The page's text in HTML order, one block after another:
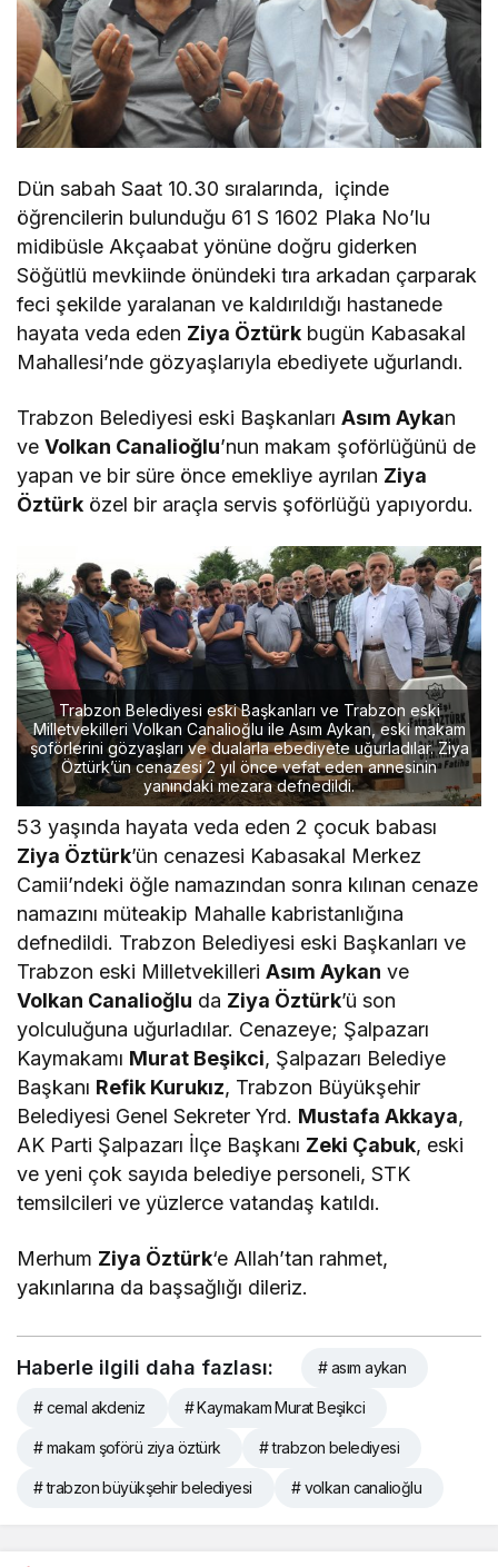
Dün sabah Saat 10.30 sıralarında, içinde
öğrencilerin bulunduğu 61 S 1602 Plaka No’lu
midibüsle Akçaabat yönüne doğru giderken
Söğütlü mevkiinde önündeki tıra arkadan çarparak
feci şekilde yaralanan ve kaldırıldığı hastanede
hayata veda eden Ziya Öztürk bugün Kabasakal
Mahallesi’nde gözyaşlarıyla ebediyete uğurlandı.
Trabzon Belediyesi eski BaşkanlarıAsım Aykan
veVolkan Canalioğlu’nun makam şoförlüğünü de
yapan ve bir süre önce emekliye ayrılan Ziya
Öztürk özel bir araçla servis şoförlüğü yapıyordu.
Trabzon Belediyesi eski Başkanları ve Trabzon eski
Milletvekilleri Volkan Canalioğlu ile Asım Aykan, eski makam
şoförlerini gözyaşları ve dualarla ebediyete uğurladılar. Ziya
Öztürk’ün cenazesi 2 yıl önce vefat eden annesinin
yanındaki mezara defnedildi.
53 yaşında hayata veda eden 2 çocuk babası
Ziya Öztürk’ün cenazesi Kabasakal Merkez
Camii’ndeki öğle namazından sonra kılınan cenaze
namazını müteakip Mahalle kabristanlığına
defnedildi. Trabzon Belediyesi eski Başkanları ve
Trabzon eski MilletvekilleriAsım Aykan ve
Volkan Canalioğlu da Ziya Öztürk’ü son
yolculuğuna uğurladılar. Cenazeye; Şalpazarı
Kaymakamı Murat Beşikci, Şalpazarı Belediye
Başkanı Refik Kurukız, Trabzon Büyükşehir
Belediyesi Genel Sekreter Yrd. Mustafa Akkaya,
AK Parti Şalpazarı İlçe Başkanı Zeki Çabuk, eski
ve yeni çok sayıda belediye personeli, STK
temsilcileri ve yüzlerce vatandaş katıldı.
Merhum Ziya Öztürk‘e Allah’tan rahmet,
yakınlarına da başsağlığı dileriz.
Haberle ilgili daha fazlası: # asım aykan
# cemal akdeniz # Kaymakam Murat Beşikci
# makam şoförü ziya öztürk # trabzon belediyesi
# trabzon büyükşehir belediyesi # volkan canalioğlu